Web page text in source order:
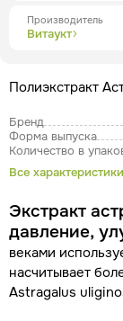
Полиэкстракт
Бренд
Форма выпуска
Количество в
Все характеристики
Производитель
Витаукт
Экстракт
давление,
веками
насчитывает
Astragalus